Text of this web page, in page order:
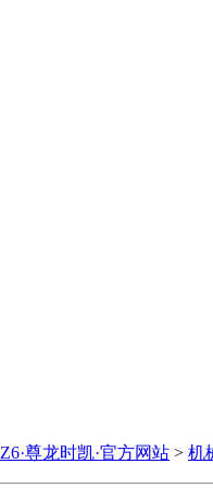
Z6·尊龙时凯·官方网站 > 机